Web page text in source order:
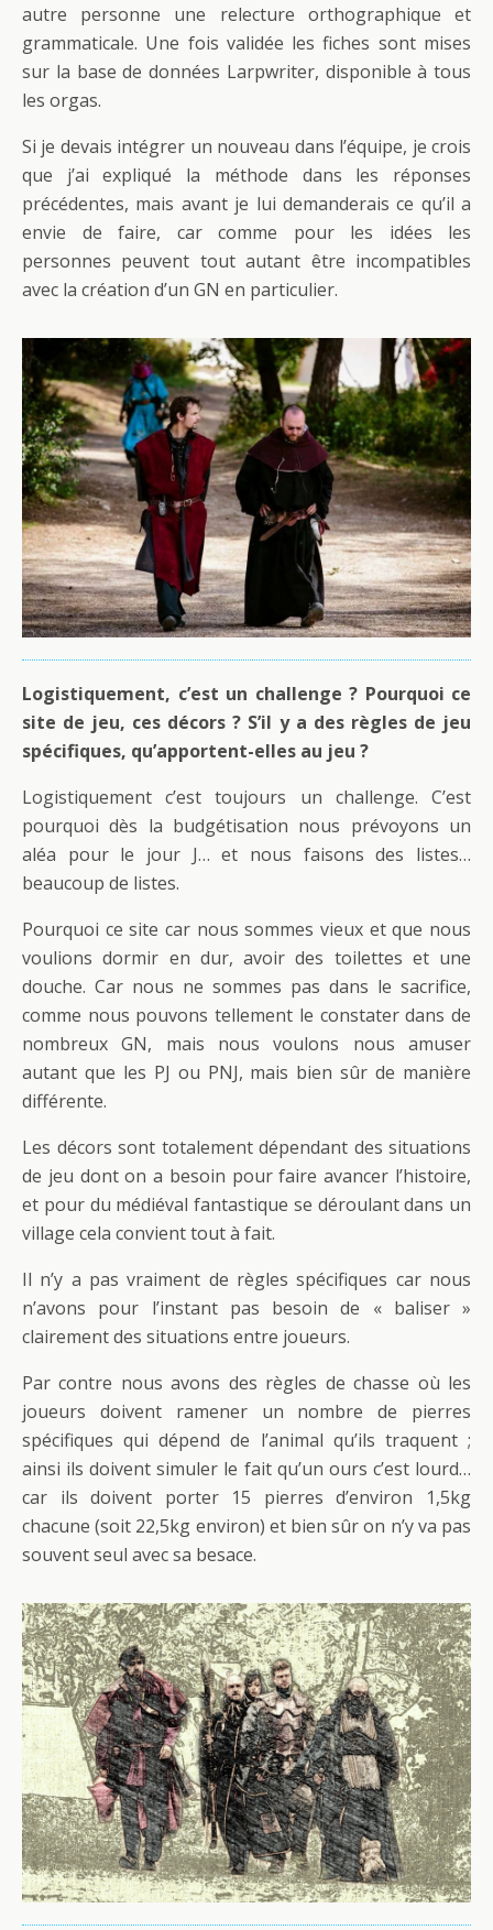
autre personne une relecture orthographique et
grammaticale. Une fois validée les fiches sont mises
sur la base de données Larpwriter, disponible à tous
les orgas.
Si je devais intégrer un nouveau dans l’équipe, je crois
que j’ai expliqué la méthode dans les réponses
précédentes, mais avant je lui demanderais ce qu’il a
envie de faire, car comme pour les idées les
personnes peuvent tout autant être incompatibles
avec la création d’un GN en particulier.
Logistiquement, c’est un challenge ? Pourquoi ce
site de jeu, ces décors ? S’il y a des règles de jeu
spécifiques, qu’apportent-elles au jeu ?
Logistiquement c’est toujours un challenge. C’est
pourquoi dès la budgétisation nous prévoyons un
aléa pour le jour J… et nous faisons des listes…
beaucoup de listes.
Pourquoi ce site car nous sommes vieux et que nous
voulions dormir en dur, avoir des toilettes et une
douche. Car nous ne sommes pas dans le sacrifice,
comme nous pouvons tellement le constater dans de
nombreux GN, mais nous voulons nous amuser
autant que les PJ ou PNJ, mais bien sûr de manière
différente.
Les décors sont totalement dépendant des situations
de jeu dont on a besoin pour faire avancer l’histoire,
et pour du médiéval fantastique se déroulant dans un
village cela convient tout à fait.
Il n’y a pas vraiment de règles spécifiques car nous
n’avons pour l’instant pas besoin de « baliser »
clairement des situations entre joueurs.
Par contre nous avons des règles de chasse où les
joueurs doivent ramener un nombre de pierres
spécifiques qui dépend de l’animal qu’ils traquent ;
ainsi ils doivent simuler le fait qu’un ours c’est lourd…
car ils doivent porter 15 pierres d’environ 1,5kg
chacune (soit 22,5kg environ) et bien sûr on n’y va pas
souvent seul avec sa besace.